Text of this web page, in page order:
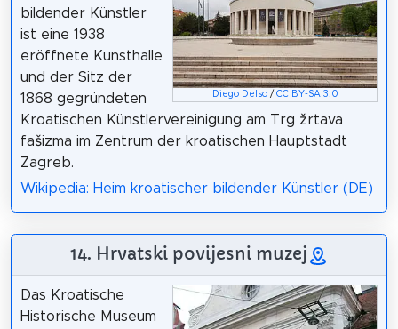
Diego Delso/ CC BY-SA 3.0
bildender Künstler
ist eine 1938
eröffnete Kunsthalle
und der Sitz der
1868 gegründeten
Kroatischen Künstlervereinigung am Trg žrtava
fašizma im Zentrum der kroatischen Hauptstadt
Zagreb.
Wikipedia: Heim kroatischer bildender Künstler (DE)
14. Hrvatski povijesni muzej
Das Kroatische
Historische Museum